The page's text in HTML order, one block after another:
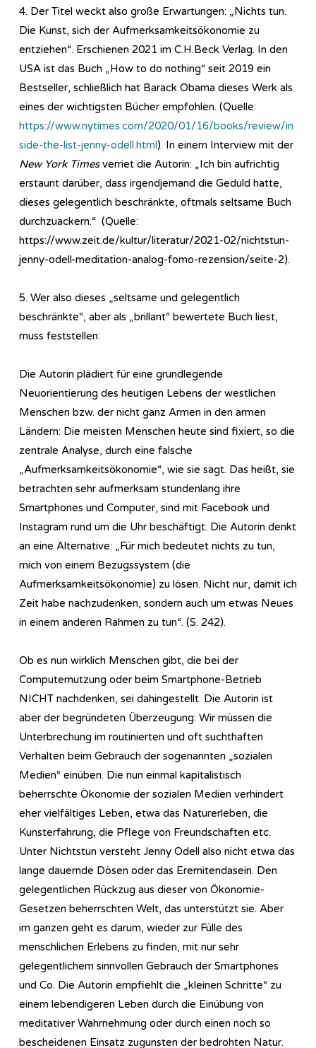
4. Der Titel weckt also große Erwartungen: „Nichts tun.
Die Kunst, sich der Aufmerksamkeitsökonomie zu
entziehen“. Erschienen 2021 im C.H.Beck Verlag. In den
USA ist das Buch „How to do nothing“ seit 2019 ein
Bestseller, schließlich hat Barack Obama dieses Werk als
eines der wichtigsten Bücher empfohlen. (Quelle:
https://www.nytimes.com/2020/01/16/books/review/in
side-the-list-jenny-odell.html). In einem Interview mit der
New York Timesverriet die Autorin: „Ich bin aufrichtig
erstaunt darüber, dass irgendjemand die Geduld hatte,
dieses gelegentlich beschränkte, oftmals seltsame Buch
durchzuackern.“ (Quelle:
https://www.zeit.de/kultur/literatur/2021-02/nichtstun-
jenny-odell-meditation-analog-fomo-rezension/seite-2).
5. Wer also dieses „seltsame und gelegentlich
beschränkte“, aber als „brillant“ bewertete Buch liest,
muss feststellen:
Die Autorin plädiert für eine grundlegende
Neuorientierung des heutigen Lebens der westlichen
Menschen bzw. der nicht ganz Armen in den armen
Ländern: Die meisten Menschen heute sind fixiert, so die
zentrale Analyse, durch eine falsche
„Aufmerksamkeitsökonomie“, wie sie sagt. Das heißt, sie
betrachten sehr aufmerksam stundenlang ihre
Smartphones und Computer, sind mit Facebook und
Instagram rund um die Uhr beschäftigt. Die Autorin denkt
an eine Alternative: „Für mich bedeutet nichts zu tun,
mich von einem Bezugssystem (die
Aufmerksamkeitsökonomie) zu lösen. Nicht nur, damit ich
Zeit habe nachzudenken, sondern auch um etwas Neues
in einem anderen Rahmen zu tun“. (S. 242).
Ob es nun wirklich Menschen gibt, die bei der
Computernutzung oder beim Smartphone-Betrieb
NICHT nachdenken, sei dahingestellt. Die Autorin ist
aber der begründeten Überzeugung: Wir müssen die
Unterbrechung im routinierten und oft suchthaften
Verhalten beim Gebrauch der sogenannten „sozialen
Medien“ einüben. Die nun einmal kapitalistisch
beherrschte Ökonomie der sozialen Medien verhindert
eher vielfältiges Leben, etwa das Naturerleben, die
Kunsterfahrung, die Pflege von Freundschaften etc.
Unter Nichtstun versteht Jenny Odell also nicht etwa das
lange dauernde Dösen oder das Eremitendasein. Den
gelegentlichen Rückzug aus dieser von Ökonomie-
Gesetzen beherrschten Welt, das unterstützt sie. Aber
im ganzen geht es darum, wieder zur Fülle des
menschlichen Erlebens zu finden, mit nur sehr
gelegentlichem sinnvollen Gebrauch der Smartphones
und Co. Die Autorin empfiehlt die „kleinen Schritte“ zu
einem lebendigeren Leben durch die Einübung von
meditativer Wahrnehmung oder durch einen noch so
bescheidenen Einsatz zugunsten der bedrohten Natur.